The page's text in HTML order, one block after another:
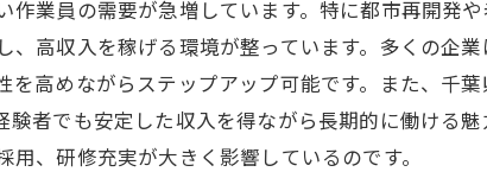
業員の需要が急増しています。特に都市再開発
高収入を稼げる環境が整っています。多くの企
高めながらステップアップ可能です。また、千
者でも安定した収入を得ながら長期的に働ける魅
、研修充実が大きく影響しているのです。